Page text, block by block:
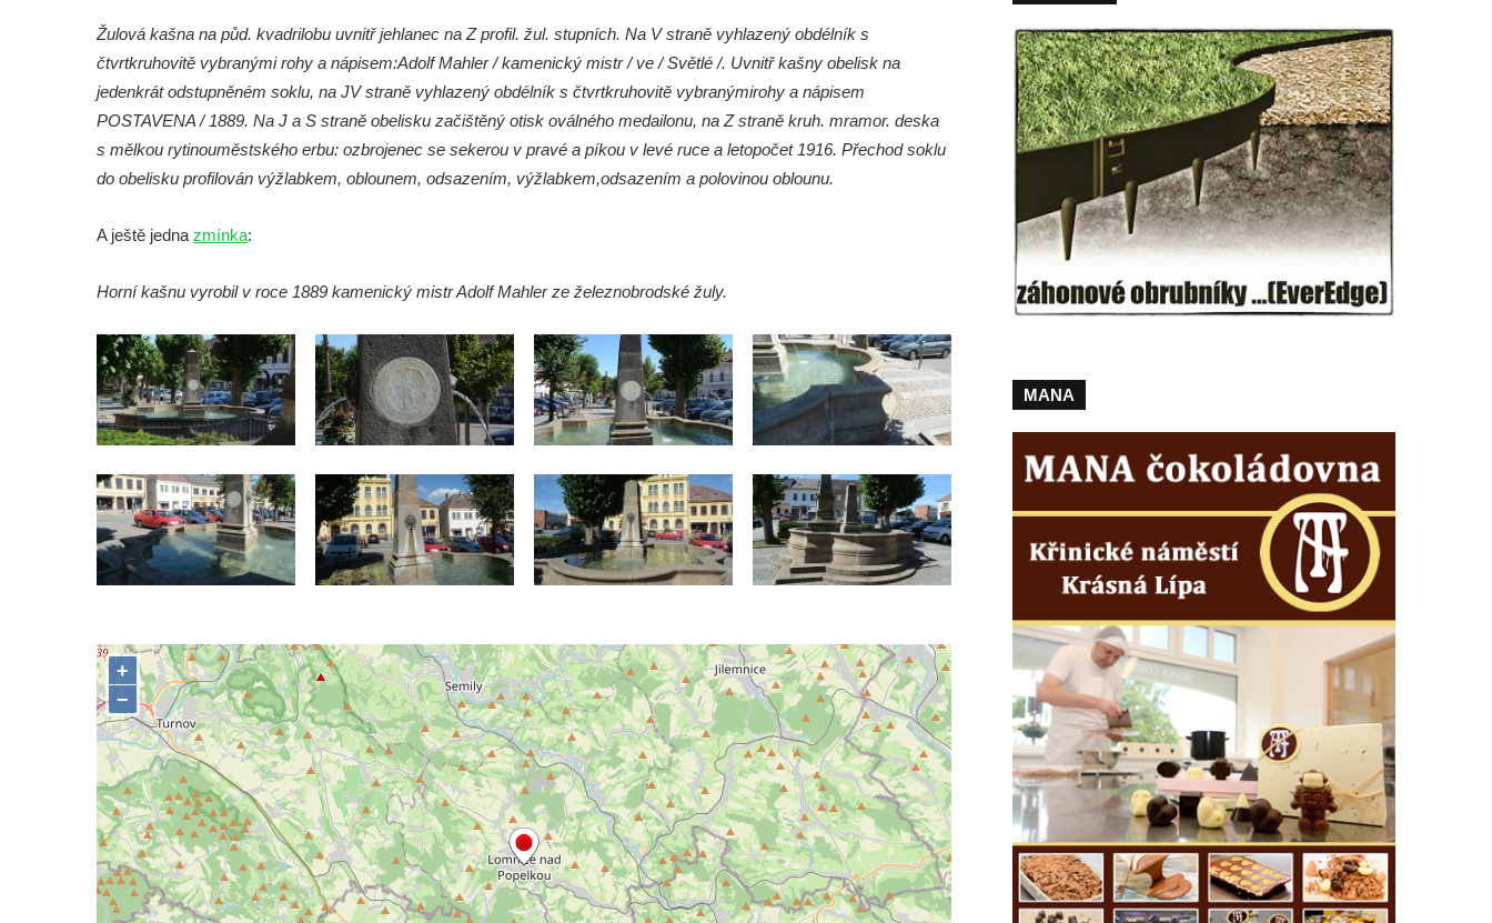
Kašna na náměstí Míru v Bochově
Kašna na čestném dvoře zámku v
Duchcově
Kašna s reliéfem v Knížecí zahradě v
Kašna na náměstí Republiky v Duchcově
Kašna na náměstí T. G. Masaryka ve
Kašna u sochy svatého Jakuba della Marca
u kláštera v Hejnicích
Fontána na náměstí E. Beneše v Milevsku
Kašna na Masarykově náměstí v Polici nad
Metují
Kašna v Sadech Československé armády v
Teplicích před budovou Kamenných lázní
Pamětní kašna přírodních léčivých zdrojů v
Fontána před zámkem Nový Berštejn
Kašna na křižovatce v Cítolibech
Kašna na návsi ve Strupčicích
Studna u kostela Narození Panny Marie v
Libochovanech
Kašna na náměstí Tomáše Garrigue
Masaryka v České Lípě
Kašna na Mírovém náměstí v Postoloprtech
Žulová kašna na půd. kvadrilobu uvnitř jehlanec na Z profil. žul. stupních. Na V straně vyhlazený obdélník s
čtvrtkruhovitě vybranými rohy a nápisem:Adolf Mahler / kamenický mistr / ve / Světlé /. Uvnitř kašny obelisk na
jedenkrát odstupněném soklu, na JV straně vyhlazený obdélník s čtvrtkruhovitě vybranýmirohy a nápisem
POSTAVENA / 1889. Na J a S straně obelisku začištěný otisk oválného medailonu, na Z straně kruh. mramor. deska
s mělkou rytinouměstského erbu: ozbrojenec se sekerou v pravé a píkou v levé ruce a letopočet 1916. Přechod soklu
do obelisku profilován výžlabkem, oblounem, odsazením, výžlabkem,odsazením a polovinou oblounu.
A ještě jedna zmínka:
Horní kašnu vyrobil v roce 1889 kamenický mistr Adolf Mahler ze železnobrodské žuly.
MANA